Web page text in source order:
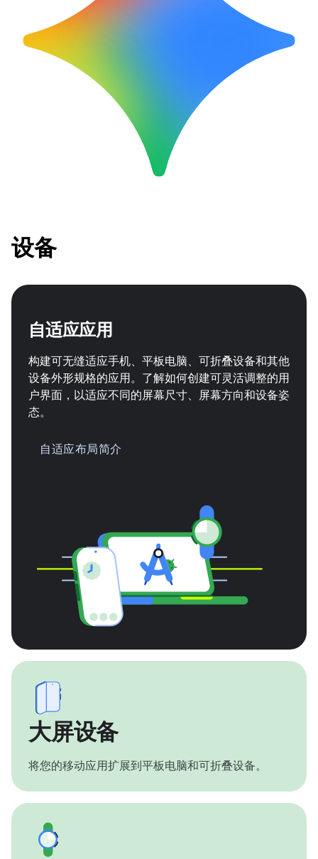
设备
自适应应用
构建可无缝适应手机、平板电脑、可折叠设备和其他
设备外形规格的应用。了解如何创建可灵活调整的用
户界面，以适应不同的屏幕尺寸、屏幕方向和设备姿
态。
自适应布局简介
大屏设备
将您的移动应用扩展到平板电脑和可折叠设备。